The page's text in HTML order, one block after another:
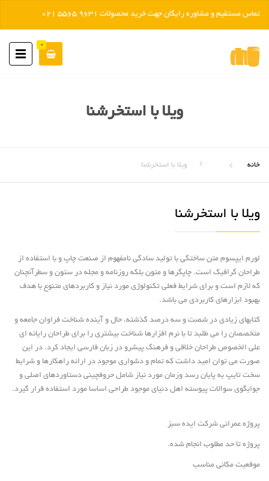
0
ویلا با استخرشنا
خانه ویلا با استخرشنا
ویلا با استخرشنا
لورم ایپسوم متن ساختگی با تولید سادگی نامفهوم از صنعت چاپ و با استفاده از
طراحان گرافیک است. چاپگرها و متون بلکه روزنامه و مجله در ستون و سطرآنچنان
که لازم است و برای شرایط فعلی تکنولوژی مورد نیاز و کاربردهای متنوع با هدف
بهبود ابزارهای کاربردی می باشد.
کتابهای زیادی در شصت و سه درصد گذشته، حال و آینده شناخت فراوان جامعه و
متخصصان را می طلبد تا با نرم افزارها شناخت بیشتری را برای طراحان رایانه ای
علی الخصوص طراحان خلاقی و فرهنگ پیشرو در زبان فارسی ایجاد کرد. در این
صورت می توان امید داشت که تمام و دشواری موجود در ارائه راهکارها و شرایط
سخت تایپ به پایان رسد وزمان مورد نیاز شامل حروفچینی دستاوردهای اصلی و
جوابگوی سوالات پیوسته اهل دنیای موجود طراحی اساسا مورد استفاده قرار گیرد.
پروژه عمرانی شرکت ایده سبز
پروژه تا حد مطلوب انجام شده.
موقعیت مکانی مناسب
تماس مستقیم و مشاوره رایگان جهت خرید محصولات 9631 5565 021